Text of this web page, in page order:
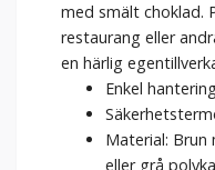
med smält choklad.
restaurang eller
en härlig
Enkel
Material:
eller grå